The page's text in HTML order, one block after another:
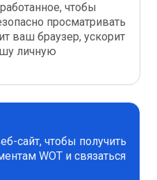
чтобы
просматривать
ваш браузер, ускорит
личную
сайт, чтобы получить
WOT и связаться